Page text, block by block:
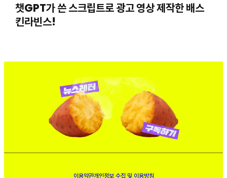
챗GPT가 쓴 스크립트로 광고 영상 제작한 배스
킨라빈스!
이용약관개인정보 수집 및 이용방침